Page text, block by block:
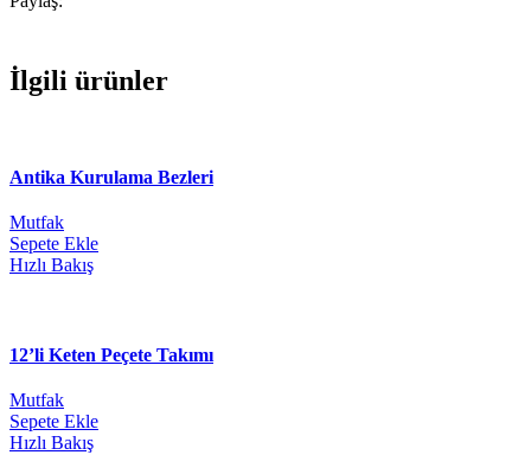
İlgili ürünler
Antika Kurulama Bezleri
Mutfak
Sepete Ekle
Hızlı Bakış
12’li Keten Peçete Takımı
Mutfak
Sepete Ekle
Hızlı Bakış